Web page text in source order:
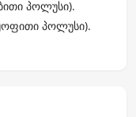
პოლუსი).
პოლუსი).